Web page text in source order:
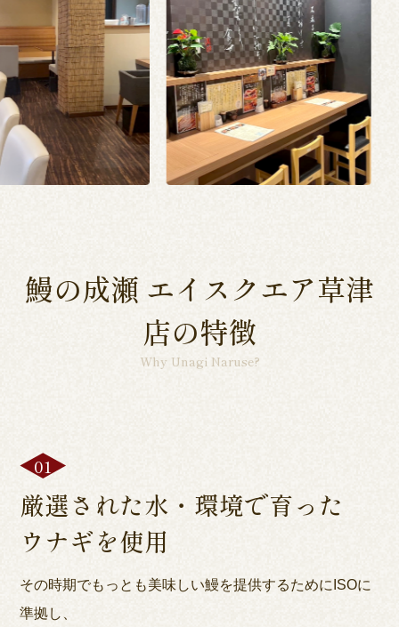
鰻の成瀬 エイスクエア草津
店の特徴
Why Unagi Naruse?
厳選された水・環境で育った
ウナギを使用
その時期でもっとも美味しい鰻を提供するためにISOに
準拠し、